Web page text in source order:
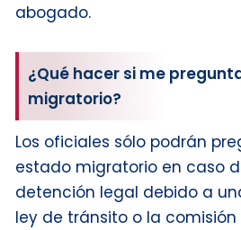
abogado.
¿Qué hacer si me
migratorio?
Los oficiales sólo podrán
estado migratorio en caso
detención legal debido a
ley de tránsito o la comisión